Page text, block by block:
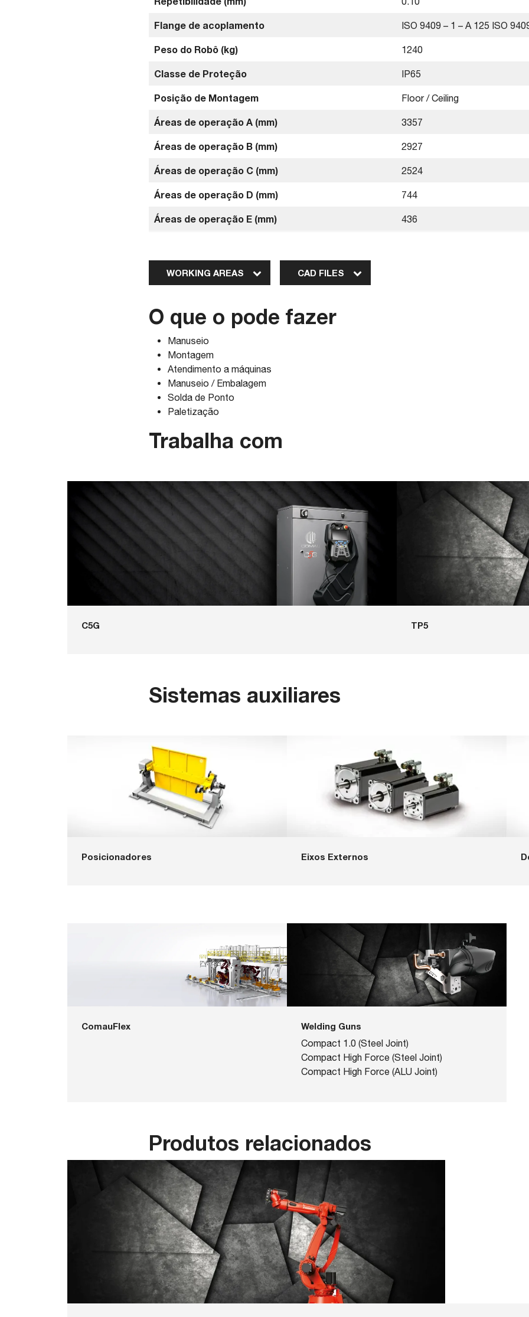
Flange de acoplamento ISO 9409 – 1 – A 125 ISO
Peso do Robô (kg) 1240
Classe de Proteção IP65
Posição de Montagem Floor / Ceiling
Áreas de operação A (mm) 3357
Áreas de operação B (mm) 2927
Áreas de operação C (mm) 2524
Áreas de operação D (mm) 744
Áreas de operação E (mm) 436
WORKING AREAS CAD FILES
O que o pode fazer
Manuseio
Montagem
Atendimento a máquinas
Manuseio / Embalagem
Solda de Ponto
Paletização
Trabalha com
C5G TP5
Sistemas auxiliares
Posicionadores Eixos Externos
ComauFlex
Welding Guns
Compact 1.0 (Steel Joint)
Compact High Force (Steel Joint)
Compact High Force (ALU Joint)
Produtos relacionados